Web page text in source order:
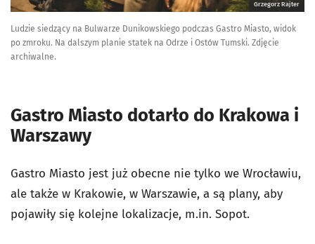
Grzegorz Rajter
Ludzie siedzący na Bulwarze Dunikowskiego podczas Gastro Miasto, widok
po zmroku. Na dalszym planie statek na Odrze i Ostów Tumski. Zdjęcie
archiwalne.
Gastro Miasto dotarło do Krakowa i
Warszawy
Gastro Miasto jest już obecne nie tylko we Wrocławiu,
ale także w Krakowie, w Warszawie, a są plany, aby
pojawiły się kolejne lokalizacje, m.in. Sopot.